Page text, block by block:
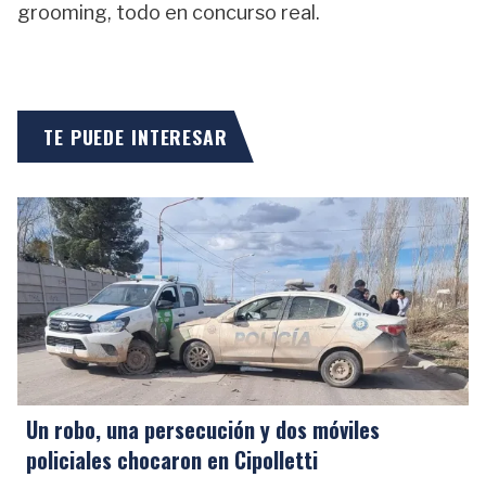
grooming, todo en concurso real.
TE PUEDE INTERESAR
Un robo, una persecución y dos móviles
policiales chocaron en Cipolletti